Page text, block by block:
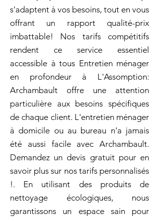
s'adaptent à vos besoins, tout en vous
offrant un rapport qualité-prix
imbattable! Nos tarifs compétitifs
rendent ce service essentiel
accessible à tous Entretien ménager
en profondeur à L'Assomption:
Archambault offre une attention
particulière aux besoins spécifiques
de chaque client. L'entretien ménager
à domicile ou au bureau n'a jamais
été aussi facile avec Archambault.
Demandez un devis gratuit pour en
savoir plus sur nos tarifs personnalisés
!. En utilisant des produits de
nettoyage écologiques, nous
garantissons un espace sain pour